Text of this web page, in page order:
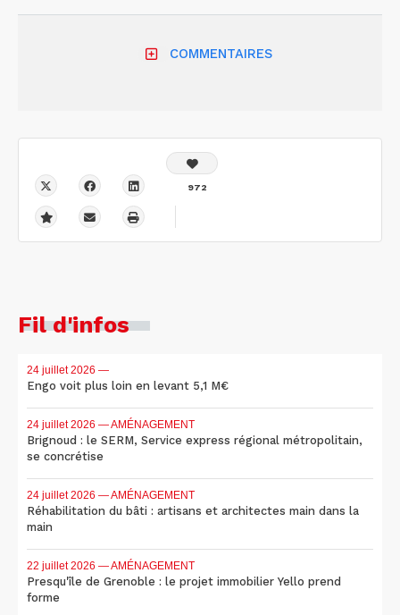
COMMENTAIRES
972
Fil d'infos
24 juillet 2026 —
Engo voit plus loin en levant 5,1 M€
24 juillet 2026 — AMÉNAGEMENT
Brignoud : le SERM, Service express régional métropolitain,
se concrétise
24 juillet 2026 — AMÉNAGEMENT
Réhabilitation du bâti : artisans et architectes main dans la
main
22 juillet 2026 — AMÉNAGEMENT
Presqu'île de Grenoble : le projet immobilier Yello prend
forme